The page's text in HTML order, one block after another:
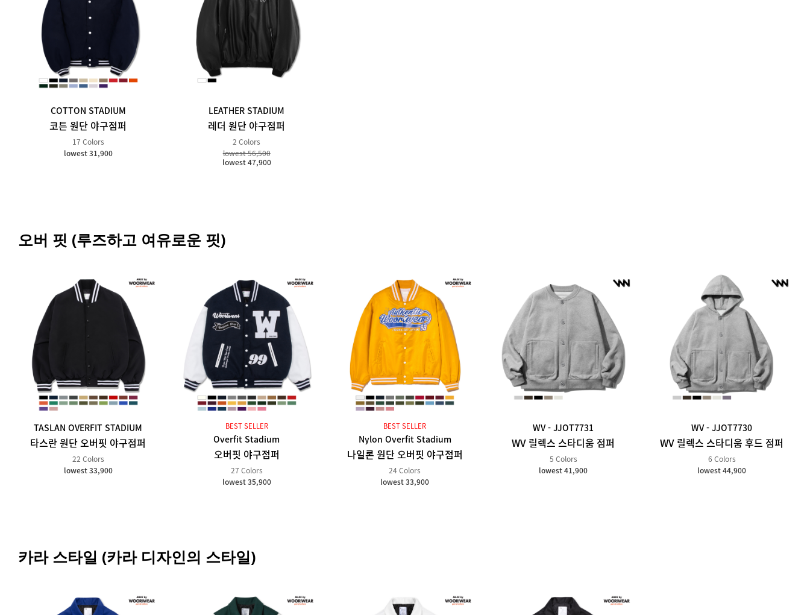
COTTON STADIUM
코튼 원단 야구점퍼
17 Colors
lowest 31,900
LEATHER STADIUM
레더 원단 야구점퍼
2 Colors
lowest 56,500
lowest 47,900
오버 핏 (루즈하고 여유로운 핏)
TASLAN OVERFIT STADIUM
타스란 원단 오버핏 야구점퍼
22 Colors
lowest 33,900
BEST SELLER
Overfit Stadium
오버핏 야구점퍼
27 Colors
lowest 35,900
BEST SELLER
Nylon Overfit Stadium
나일론 원단 오버핏 야구점퍼
24 Colors
lowest 33,900
WV - JJOT7731
WV 릴렉스 스타디움 점퍼
5 Colors
lowest 41,900
WV - JJOT7730
WV 릴렉스 스타디움 후드 점퍼
6 Colors
lowest 44,900
카라 스타일 (카라 디자인의 스타일)